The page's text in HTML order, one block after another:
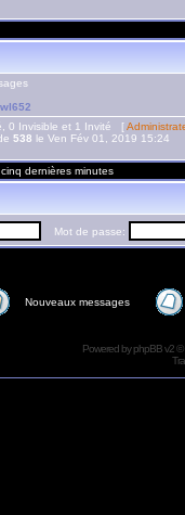
0 Invisible et 1 Invité [
538 le Ven Fév 01, 2019 15:24
dernières minutes
Mot de passe:
Nouveaux messages
Powered byphpBBv2 ©